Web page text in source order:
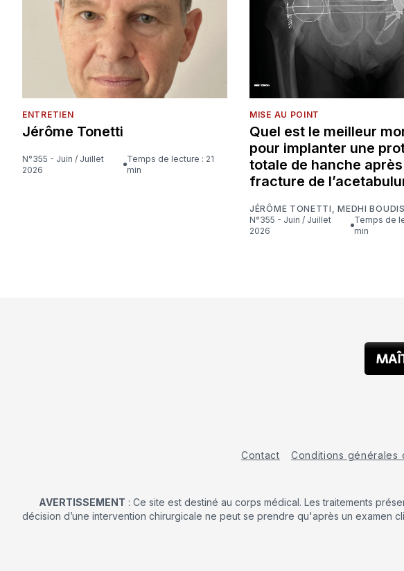
ENTRETIEN
Jérôme Tonetti
N°355 - Juin / Juillet
2026
Temps de lecture : 21
min
MISE AU POINT
Quel est le meilleur
pour implanter une
totale de hanche
fracture de
JÉRÔME TONETTI ,MEDHI
N°355 - Juin / Juillet
2026
Temps de lecture : 15
min
Contact Conditions générales
AVERTISSEMENT : Ce site est destiné au corps médical. Les traitements
décision d’une intervention chirurgicale ne peut se prendre qu'après un examen